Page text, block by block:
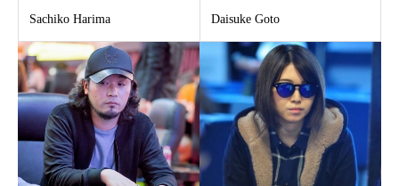
Sachiko Harima Daisuke Goto